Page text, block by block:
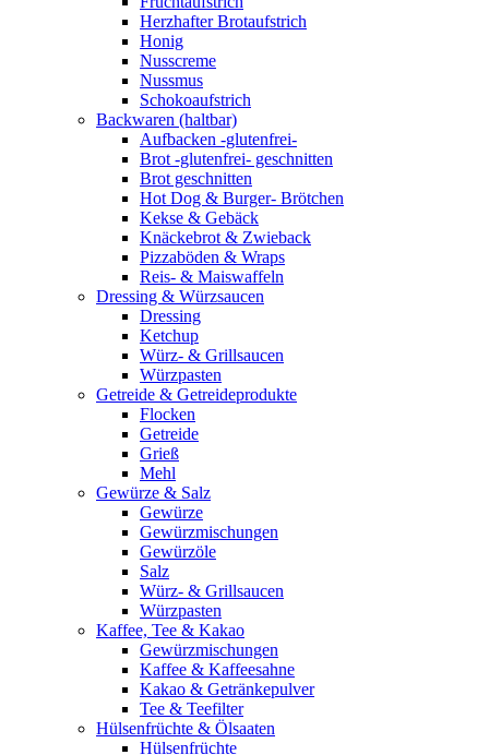
Herzhafter Brotaufstrich
Honig
Nusscreme
Nussmus
Schokoaufstrich
Backwaren (haltbar)
Aufbacken -glutenfrei-
Brot -glutenfrei- geschnitten
Brot geschnitten
Hot Dog & Burger- Brötchen
Kekse & Gebäck
Knäckebrot & Zwieback
Pizzaböden & Wraps
Reis- & Maiswaffeln
Dressing & Würzsaucen
Dressing
Ketchup
Würz- & Grillsaucen
Würzpasten
Getreide & Getreideprodukte
Flocken
Getreide
Grieß
Mehl
Gewürze & Salz
Gewürze
Gewürzmischungen
Gewürzöle
Salz
Würz- & Grillsaucen
Würzpasten
Kaffee, Tee & Kakao
Gewürzmischungen
Kaffee & Kaffeesahne
Kakao & Getränkepulver
Tee & Teefilter
Hülsenfrüchte & Ölsaaten
Hülsenfrüchte